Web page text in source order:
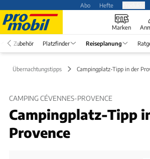
Abo Hefte
Marken
Zubehör Platzfinder Reiseplanung
Übernachtungstipps Campingplatz-Tipp in der
CAMPING CÉVENNES-PROVENCE
Campingplatz-Tipp
Provence